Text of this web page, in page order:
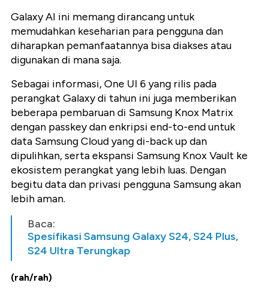
Galaxy AI ini memang dirancang untuk
memudahkan keseharian para pengguna dan
diharapkan pemanfaatannya bisa diakses atau
digunakan di mana saja.
Sebagai informasi, One UI 6 yang rilis pada
perangkat Galaxy di tahun ini juga memberikan
beberapa pembaruan di Samsung Knox Matrix
dengan passkey dan enkripsi end-to-end untuk
data Samsung Cloud yang di-back up dan
dipulihkan, serta ekspansi Samsung Knox Vault ke
ekosistem perangkat yang lebih luas. Dengan
begitu data dan privasi pengguna Samsung akan
lebih aman.
Baca:
Spesifikasi Samsung Galaxy S24, S24 Plus,
S24 Ultra Terungkap
(rah/rah)